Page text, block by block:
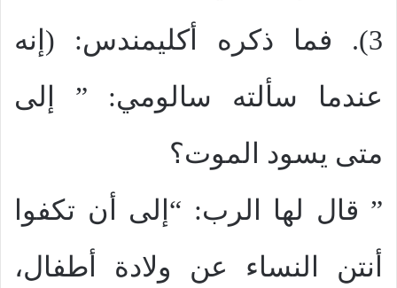
3). فما ذكره أكليمندس: (إنه
عندما سألته سالومي: ” إلى
متى يسود الموت؟
” قال لها الرب: “إلى أن تكفوا
أنتن النساء عن ولادة أطفال،